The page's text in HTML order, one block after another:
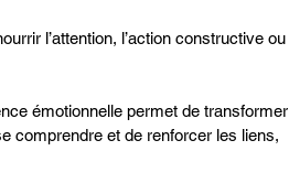
l’attention, l’action constructive ou
émotionnelle permet de transformer
comprendre et de renforcer les liens,